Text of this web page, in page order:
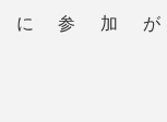
参加